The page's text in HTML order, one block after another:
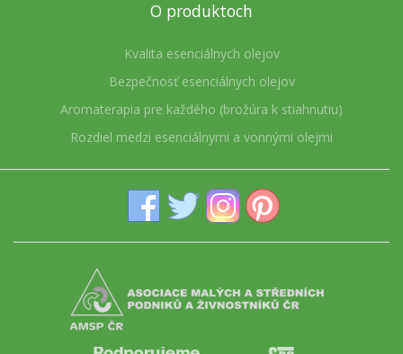
O produktoch
Kvalita esenciálnych olejov
Bezpečnosť esenciálnych olejov
Aromaterapia pre každého (brožúra k stiahnutiu)
Rozdiel medzi esenciálnymi a vonnými olejmi